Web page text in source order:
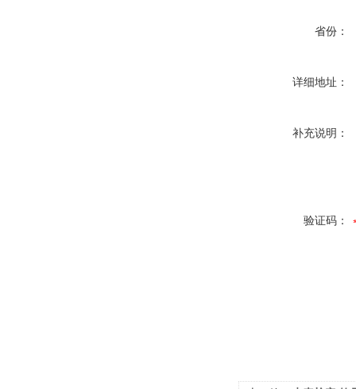
省份：
详细地址：
补充说明：
验证码：